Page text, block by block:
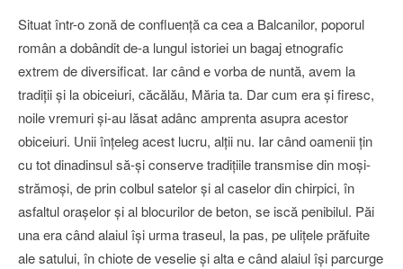
Situat într-o zonă de confluenţă ca cea a Balcanilor, poporul
român a dobândit de-a lungul istoriei un bagaj etnografic
extrem de diversificat. Iar când e vorba de nuntă, avem la
tradiţii şi la obiceiuri, căcălău, Măria ta. Dar cum era şi firesc,
noile vremuri şi-au lăsat adânc amprenta asupra acestor
obiceiuri. Unii înţeleg acest lucru, alţii nu. Iar când oamenii ţin
cu tot dinadinsul să-şi conserve tradiţiile transmise din moşi-
strămoşi, de prin colbul satelor şi al caselor din chirpici, în
asfaltul oraşelor şi al blocurilor de beton, se iscă penibilul. Păi
una era când alaiul îşi urma traseul, la pas, pe uliţele prăfuite
ale satului, în chiote de veselie şi alta e când alaiul îşi parcurge